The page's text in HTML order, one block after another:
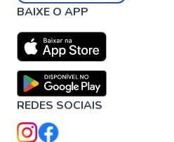
BAIXE O APP
REDES SOCIAIS